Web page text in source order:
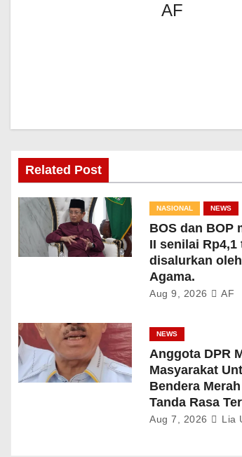
AF
Related Post
NASIONAL NEWS
BOS dan BOP
II senilai
disalurkan
Agama.
Aug 9, 2026 AF
NEWS
Anggota DPR
Masyarakat
Bendera
Tanda Rasa
Aug 7, 2026 Lia